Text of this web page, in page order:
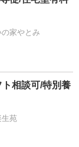
家やとみ
ト相談可/特別養
苑